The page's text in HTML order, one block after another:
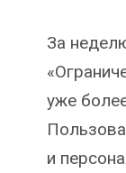
За
уже
и